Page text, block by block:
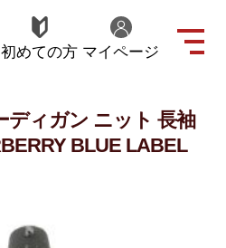
初めての方 マイページ
ディガン ニット 長袖
BLUE LABEL